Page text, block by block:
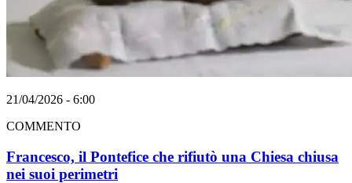
21/04/2026 - 6:00
COMMENTO
Francesco, il Pontefice che rifiutò una Chiesa chiusa
nei suoi perimetri